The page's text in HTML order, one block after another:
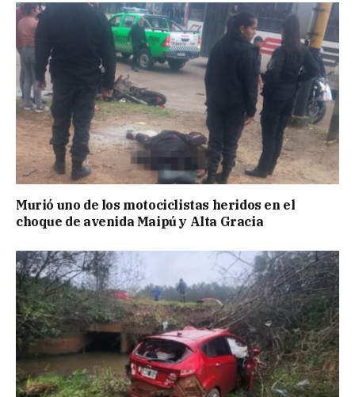
Murió uno de los motociclistas heridos en el
choque de avenida Maipú y Alta Gracia